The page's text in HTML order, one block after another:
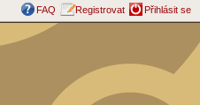
FAQ Registrovat Přihlásit se